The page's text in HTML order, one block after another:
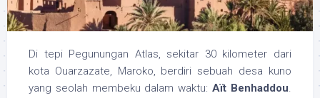
Di tepi Pegunungan Atlas, sekitar 30 kilometer dari
kota Ouarzazate, Maroko, berdiri sebuah desa kuno
yang seolah membeku dalam waktu:Aït Benhaddou.